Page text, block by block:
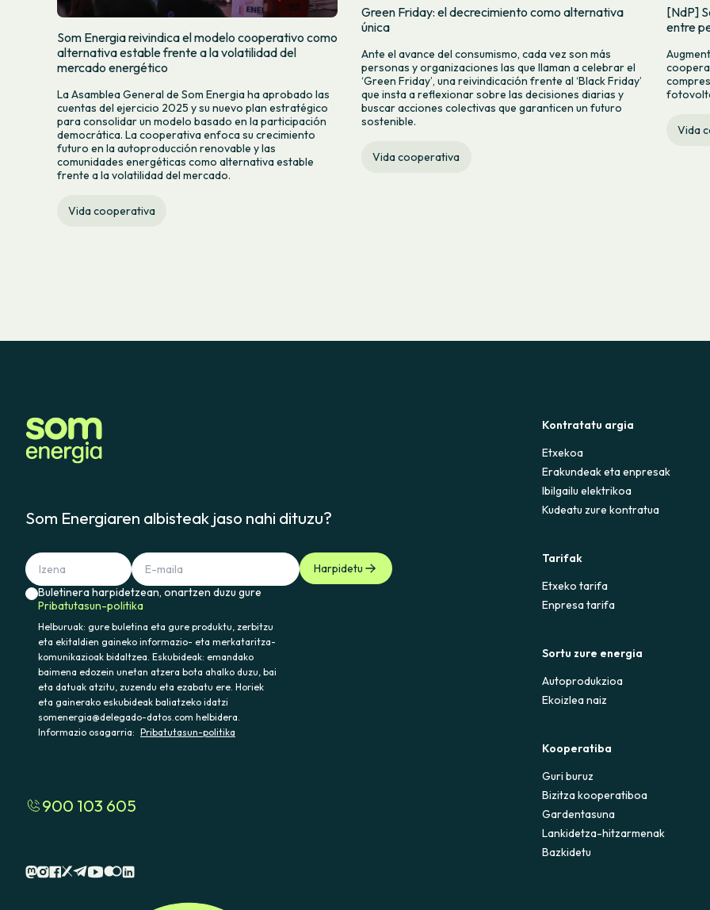
Som Energia reivindica el modelo cooperativo como
alternativa estable frente a la volatilidad del
mercado energético
La Asamblea General de Som Energia ha aprobado las
cuentas del ejercicio 2025 y su nuevo plan estratégico
para consolidar un modelo basado en la participación
democrática. La cooperativa enfoca su crecimiento
futuro en la autoproducción renovable y las
comunidades energéticas como alternativa estable
frente a la volatilidad del mercado.
Vida cooperativa
Green Friday: el decrecimiento como alternativa
única
Ante el avance del consumismo, cada vez son más
personas y organizaciones las que llaman a celebrar el
‘Green Friday’, una reivindicación frente al ‘Black Friday’
que insta a reflexionar sobre las decisiones diarias y
buscar acciones colectivas que garanticen un futuro
sostenible.
Vida cooperativa
[NdP]
entre
Vida
Som Energiaren albisteak jaso nahi dituzu?
Harpidetu
Buletinera harpidetzean, onartzen duzu gure
Pribatutasun-politika
Helburuak: gure buletina eta gure produktu, zerbitzu
eta ekitaldien gaineko informazio- eta merkataritza-
komunikazioak bidaltzea. Eskubideak: emandako
baimena edozein unetan atzera bota ahalko duzu, bai
eta datuak atzitu, zuzendu eta ezabatu ere. Horiek
eta gainerako eskubideak baliatzeko idatzi
somenergia@delegado-datos.com helbidera.
Informazio osagarria: Pribatutasun-politika
900 103 605
Kontratatu argia
Etxekoa
Erakundeak eta enpresak
Ibilgailu elektrikoa
Kudeatu zure kontratua
Tarifak
Etxeko tarifa
Enpresa tarifa
Sortu zure energia
Autoprodukzioa
Ekoizlea naiz
Kooperatiba
Guri buruz
Bizitza kooperatiboa
Gardentasuna
Lankidetza-hitzarmenak
Bazkidetu